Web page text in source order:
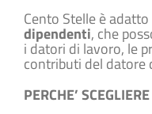
Cento Stelle è
dipendenti, che
i datori di lavoro, le
contributi del datore
PERCHE’